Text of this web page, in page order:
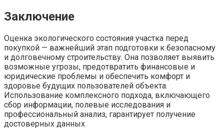
Заключение
Оценка экологического состояния участка перед
покупкой — важнейший этап подготовки к безопасному
и долговечному строительству. Она позволяет выявить
возможные угрозы, предотвратить финансовые и
юридические проблемы и обеспечить комфорт и
здоровье будущих пользователей объекта.
Использование комплексного подхода, включающего
сбор информации, полевые исследования и
профессиональный анализ, гарантирует получение
достоверных данных.